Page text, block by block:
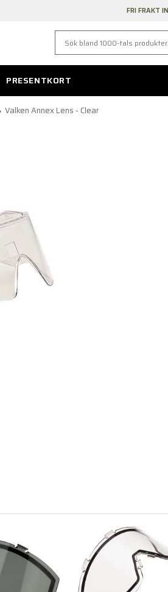
FRI FRAKT
PRESENTKORT
Valken Annex Lens - Clear